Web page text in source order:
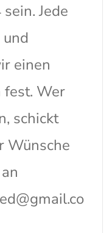
Jede
einen
fest. Wer
schickt
Wünsche